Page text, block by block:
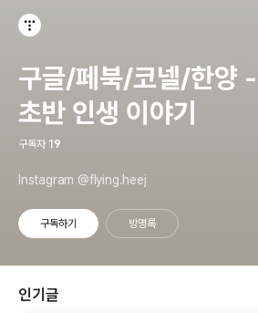
구글/페북/코넬/한양
초반 인생 이야기
구독자 19
Instagram @flying.heej
구독하기 방명록
인기글